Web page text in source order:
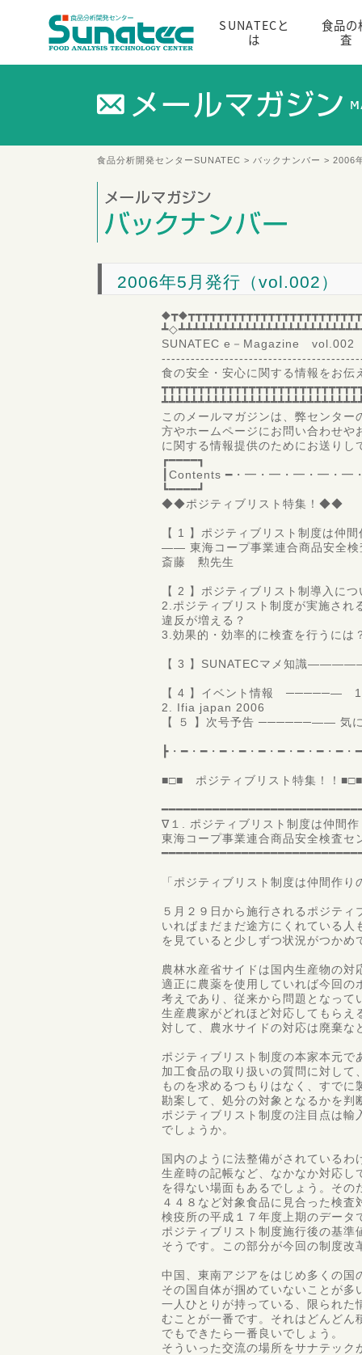
SUNATECと
は
食品の
査
食品分析開発センターSUNATEC > バックナンバー > 2006
2006年5月発行（vol.002）
SUNATEC e－Magazine
食の安全・安心に関する情報をお
このメールマガジンは、弊センタ
方やホームページにお問い合わせ
に関する情報提供のた
┏━━━━┓
┃Contents ━・━・━・━・━
┗━━━━┛
◆◆ポジティブリスト特集！◆◆
【 1 】ポジティブリスト制度は仲
―― 東海コープ事業連合商品安全検
斎藤 勲先生
【 2 】ポジティブリスト制導入に
2.ポジティブリスト制度が実施され
違反が増える？
3.効果的・効率的に検査を行うには
【 3 】SUNATECマメ知識
【 4 】イベント情報 ─────― 1.
2. Ifia japan 2006
【 ５ 】次号予告 ──────―― 気に
┣・━・━・━・━・━・━・━・━・━
■□■ ポジティブリスト特集！！■□■
∇１. ポジティブリスト制度は仲間
東海コープ事業連合商品安全検査
「ポジティブリスト制度は仲間作り
５月２９日から施行されるポジテ
いればまだまだ途方にくれている
を見ていると少しずつ状況がつかめ
農林水産省サイドは国内生産物の
適正に農薬を使用していれば今回
考えであり、従来から問題となっ
生産農家がどれほど対応してもら
対して、農水サイドの対応は廃棄な
ポジティブリスト制度の本家本元
加工食品の取り扱いの質問に対し
ものを求めるつもりはなく、すで
勘案して、処分の対象となるかを
ポジティブリスト制度の注目点は
でしょうか。
国内のように法整備がされている
生産時の記帳など、なかなか対応
を得ない場面もあるでしょう。そ
４４８など対象食品に見合った検査
検疫所の平成１７年度上期のデー
ポジティブリスト制度施行後の基
そうです。この部分が今回の制度
中国、東南アジアをはじめ多くの
その国自体が掴めていないことが
一人ひとりが持っている、限られ
むことが一番です。それはどんど
でもできたら一番良いでしょう。
そういった交流の場所をサナテッ